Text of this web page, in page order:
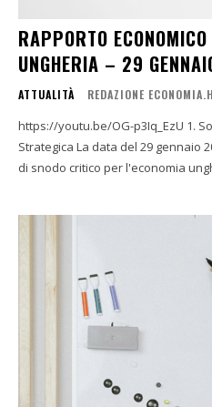
RAPPORTO
UNGHERIA – 29
ATTUALITÀ REDAZIONE
https://youtu.be/OG-p3Iq_EzU 1. Sommario Esecutivo e Sintesi
Strategica La data del 29 gennaio 2026 si configura come un punto
di snodo critico per l'economia